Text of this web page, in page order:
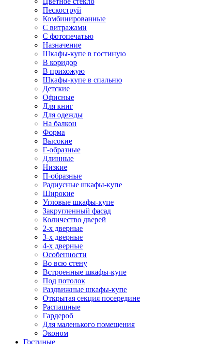
Пескоструй
Комбинированные
С витражами
С фотопечатью
Назначение
Шкафы-купе в гостиную
В коридор
В прихожую
Шкафы-купе в спальню
Детские
Офисные
Для книг
Для одежды
На балкон
Форма
Высокие
Г-образные
Длинные
Низкие
П-образные
Радиусные шкафы-купе
Широкие
Угловые шкафы-купе
Закругленный фасад
Количество дверей
2-х дверные
3-х дверные
4-х дверные
Особенности
Во всю стену
Встроенные шкафы-купе
Под потолок
Раздвижные шкафы-купе
Открытая секция посередине
Распашные
Гардероб
Для маленького помещения
Эконом
Гостиные